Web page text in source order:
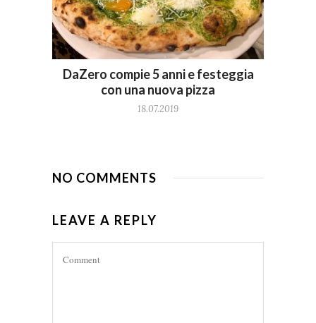
DaZero compie 5 anni e festeggia
con una nuova pizza
18.07.2019
NO COMMENTS
LEAVE A REPLY